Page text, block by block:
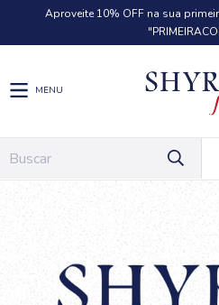
Aproveite 10% OFF na sua
MENU